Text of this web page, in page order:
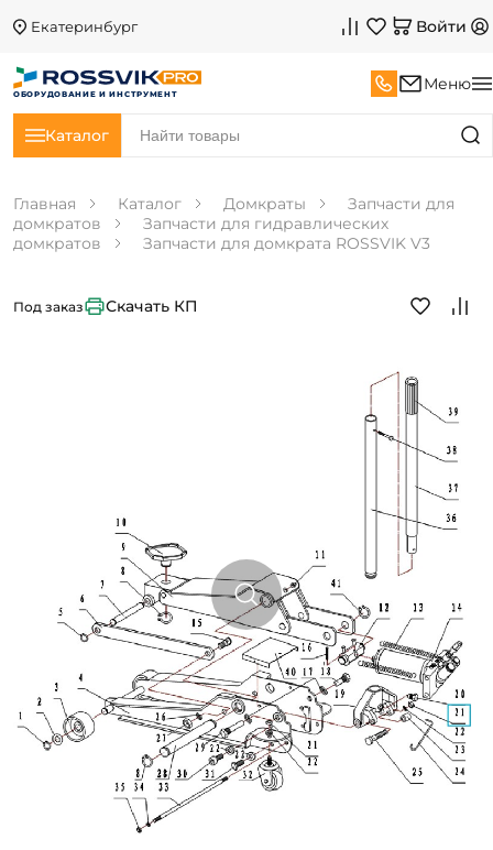
Екатеринбург Войти
ОБОРУДОВАНИЕ И ИНСТРУМЕНТ
Меню
Каталог
Главная Каталог Домкраты
Запчасти для
домкратов
Запчасти для гидравлических
домкратов
Запчасти для домкрата ROSSVIK V3
Под заказ Скачать КП